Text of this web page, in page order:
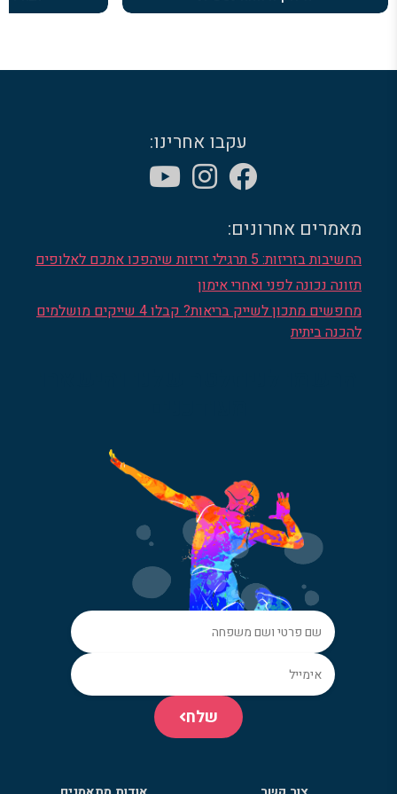
עקבו אחרינו:
מאמרים אחרונים:
החשיבות בזריזות: 5 תרגילי זריזות שיהפכו אתכם לאלופים
תזונה נכונה לפני ואחרי אימון
מחפשים מתכון לשייק בריאות? קבלו 4 שייקים מושלמים
להכנה ביתית
שלח